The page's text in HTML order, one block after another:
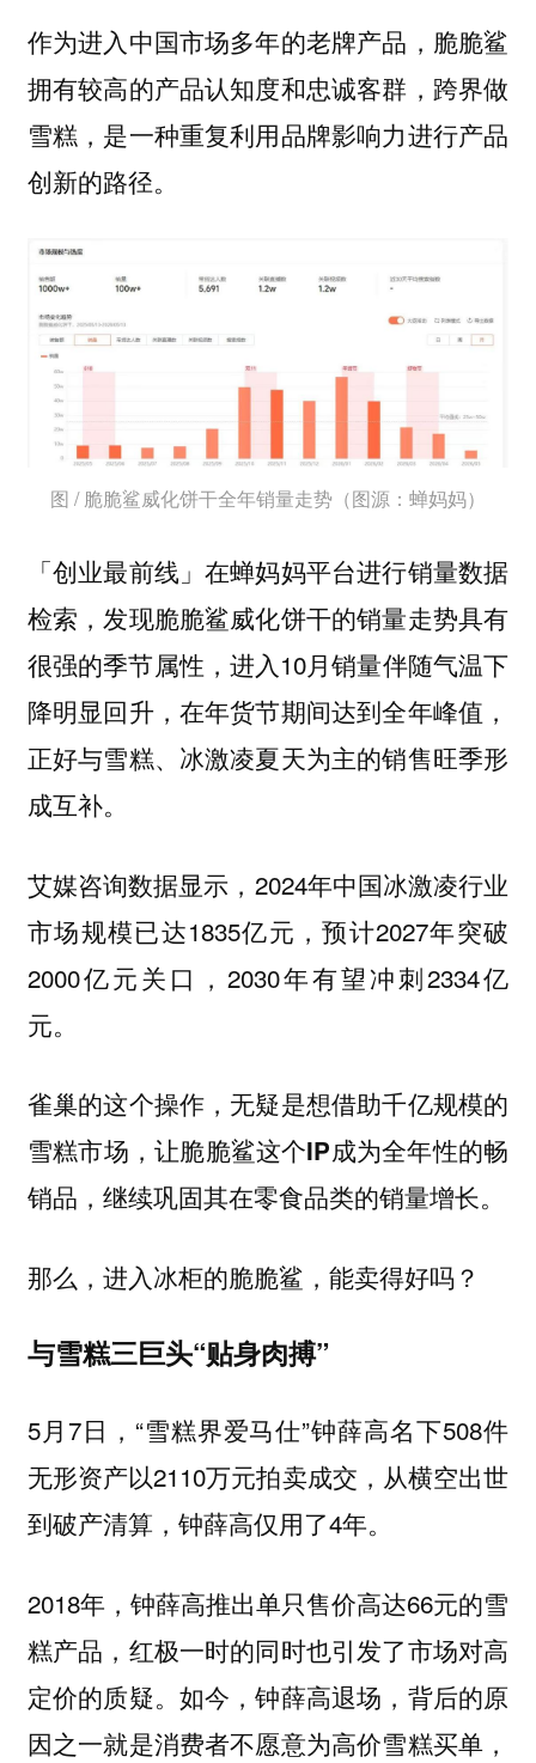
作为进入中国市场多年的老牌产品，脆脆鲨
拥有较高的产品认知度和忠诚客群， 跨界做
雪糕，是一种重复利用品牌影响力进行产品
创新的路径。
图 / 脆脆鲨威化饼干全年销量走势（图源：蝉妈妈）
「创业最前线」在蝉妈妈平台进行销量数据
检索，发现脆脆鲨威化饼干的销量走势具有
很强的季节属性，进入10月销量伴随气温下
降明显回升，在年货节期间达到全年峰值，
正好与雪糕、冰激凌夏天为主的销售旺季形
成互补。
艾媒咨询数据显示，2024年中国冰激凌行业
市场规模已达1835亿元，预计2027年突破
2000亿元关口，2030年有望冲刺2334亿
元。
雀巢的这个操作，无疑是想借助千亿规模的
雪糕市场，让脆脆鲨这个IP成为全年性的畅
销品，继续巩固其在零食品类的销量增长。
那么，进入冰柜的脆脆鲨，能卖得好吗？
与雪糕三巨头“贴身肉搏”
5月7日，“雪糕界爱马仕”钟薛高名下508件
无形资产以2110万元拍卖成交，从横空出世
到破产清算，钟薛高仅用了4年。
2018年，钟薛高推出单只售价高达66元的雪
糕产品，红极一时的同时也引发了市场对高
定价的质疑。如今，钟薛高退场，背后的原
因之一就是消费者不愿意为高价雪糕买单，